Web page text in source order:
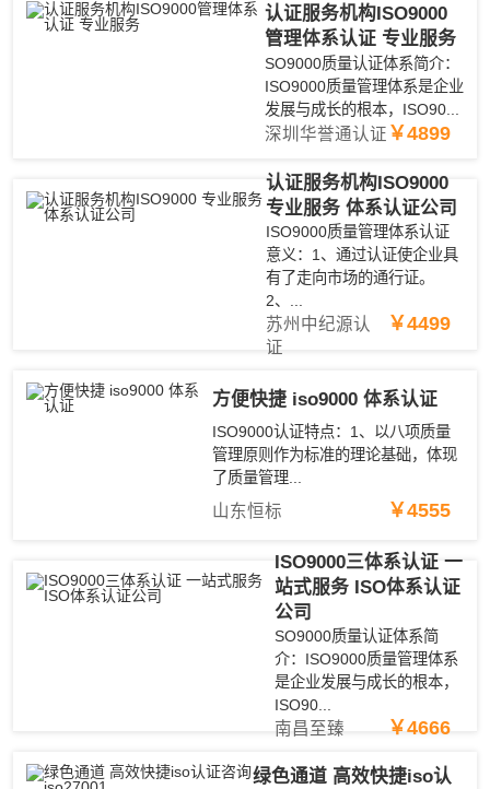
认证服务机构ISO9000
管理体系认证 专业服务
SO9000质量认证体系简介：
ISO9000质量管理体系是企业
发展与成长的根本，ISO90...
深圳华誉通认证 ￥4899
认证服务机构ISO9000
专业服务 体系认证公司
ISO9000质量管理体系认证
意义：1、通过认证使企业具
有了走向市场的通行证。
2、...
苏州中纪源认
证
￥4499
方便快捷 iso9000 体系认证
ISO9000认证特点：1、以八项质量
管理原则作为标准的理论基础，体现
了质量管理...
山东恒标 ￥4555
ISO9000三体系认证 一
站式服务 ISO体系认证
公司
SO9000质量认证体系简
介：ISO9000质量管理体系
是企业发展与成长的根本，
ISO90...
南昌至臻 ￥4666
绿色通道 高效快捷iso认